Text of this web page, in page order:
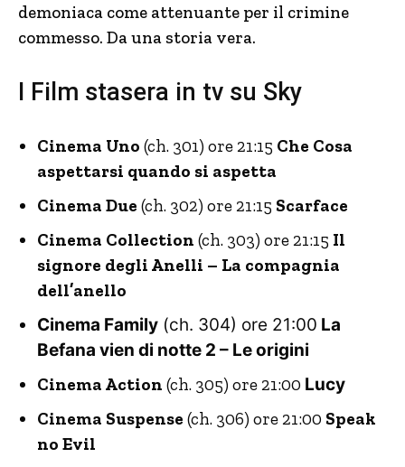
demoniaca come attenuante per il crimine
commesso. Da una storia vera.
I Film stasera in tv su Sky
Cinema Uno (ch. 301) ore 21:15 Che Cosa
aspettarsi quando si aspetta
Cinema Due (ch. 302) ore 21:15 Scarface
Cinema Collection (ch. 303) ore 21:15 Il
signore degli Anelli – La compagnia
dell’anello
Cinema Family (ch. 304) ore 21:00 La
Befana vien di notte 2 – Le origini
Cinema Action (ch. 305) ore 21:00 Lucy
Cinema Suspense (ch. 306) ore 21:00 Speak
no Evil